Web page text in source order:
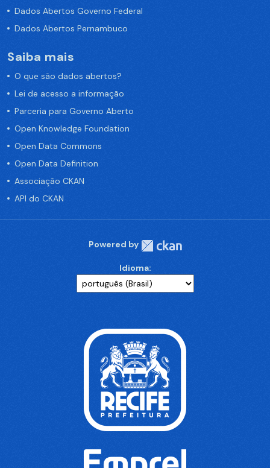
Dados Abertos Governo Federal
Dados Abertos Pernambuco
Saiba mais
O que são dados abertos?
Lei de acesso a informação
Parceria para Governo Aberto
Open Knowledge Foundation
Open Data Commons
Open Data Definition
Associação CKAN
API do CKAN
Powered by
Idioma